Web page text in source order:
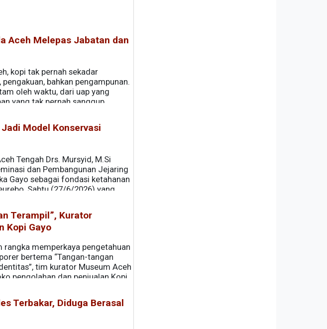
Aceh Melepas Jabatan dan
kopi tak pernah sekadar
bahkan pengampunan.
oleh waktu, dari uap yang
yang tak pernah sanggup
Model Konservasi
Tengah Drs. Mursyid, M.Si
dan Pembangunan Jejaring
Gayo sebagai fondasi ketahanan
Sabtu (27/6/2026) yang
Terampil”, Kurator
Kopi Gayo
rangka memperkaya pengetahuan
bertema “Tangan-tangan
tim kurator Museum Aceh
pengolahan dan penjualan Kopi
Terbakar, Diduga Berasal